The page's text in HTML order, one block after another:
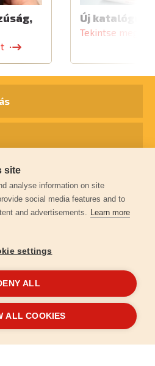
Új katalógus
Tekintse meg a
- Minden jog fenntartva
FEO
site
analyse information on site
social media features and to
and advertisements. Learn more
settings
ALL
ALL COOKIES